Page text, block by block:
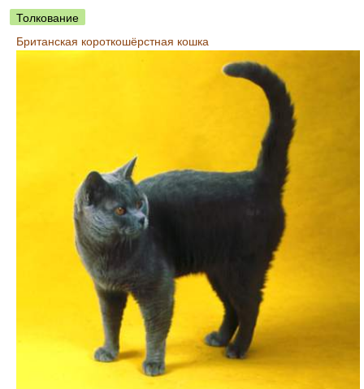
Толкование
Британская короткошёрстная кошка